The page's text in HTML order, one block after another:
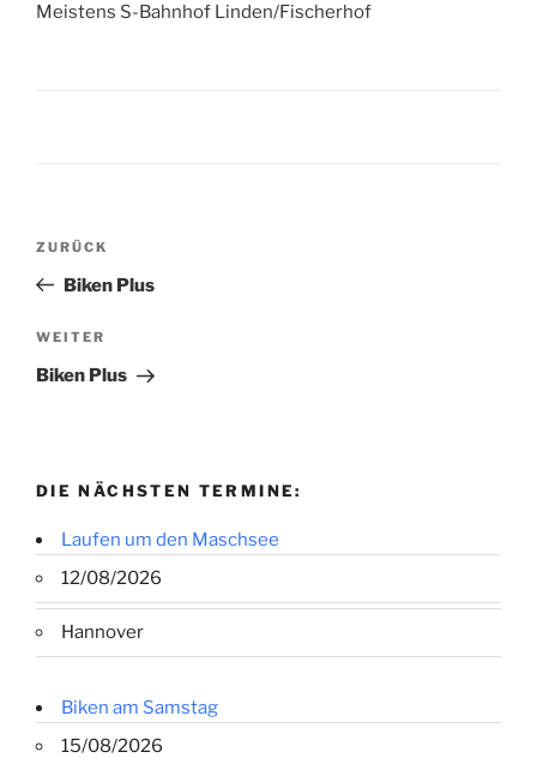
Meistens S-Bahnhof Linden/Fischerhof
Beitragsnavigation
Vorheriger
Beitrag
ZURÜCK
Biken Plus
Nächster
Beitrag
WEITER
Biken Plus
DIE NÄCHSTEN TERMINE:
Laufen um den Maschsee
12/08/2026
Hannover
Biken am Samstag
15/08/2026